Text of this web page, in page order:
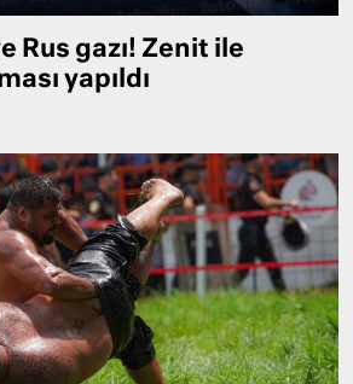
Rus gazı! Zenit ile
yapıldı